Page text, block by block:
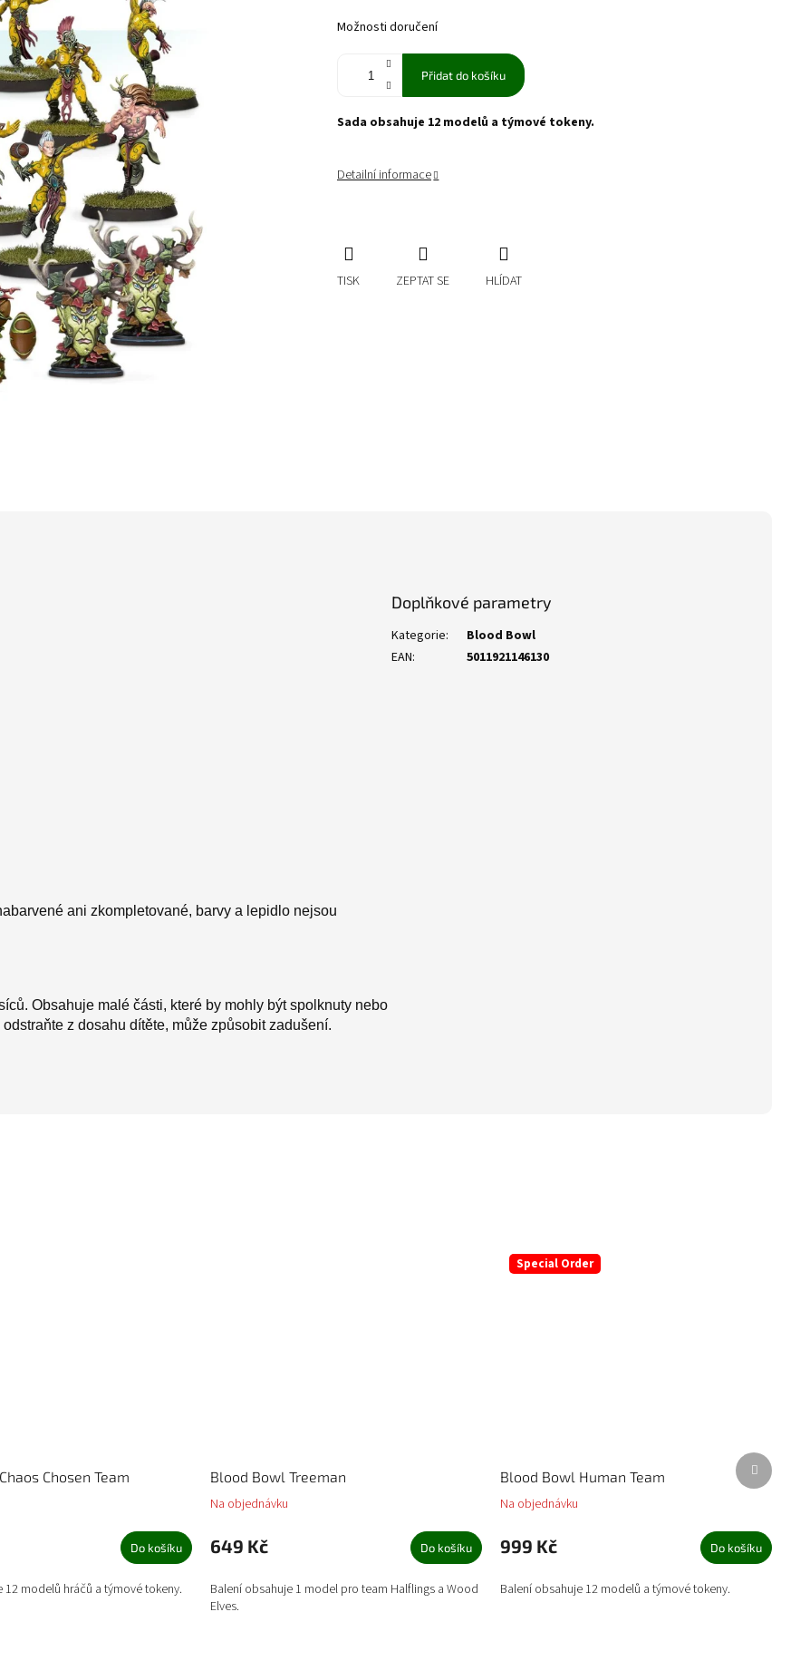
Možnosti doručení
Přidat do košíku
Sada obsahuje 12 modelů a týmové tokeny.
Detailní informace
TISK ZEPTAT SE HLÍDAT
Chosen Team
Do košíku
12 modelů hráčů a týmové tokeny.
Blood Bowl Treeman
Na objednávku
649 Kč Do košíku
Balení obsahuje 1 model pro team Halflings a Wood
Elves.
Special Order
Blood Bowl Human Team
Na objednávku
999 Kč Do košíku
Balení obsahuje 12 modelů a týmové tokeny.
Další
produkt
ani zkompletované, barvy a lepidlo nejsou
Obsahuje malé části, které by mohly být spolknuty nebo
z dosahu dítěte, může způsobit zadušení.
Doplňkové parametry
Kategorie:
Blood Bowl
EAN: 5011921146130